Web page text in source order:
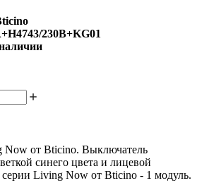
230B+KG01
Now от Bticino. Выключатель
синего цвета и лицевой
Living Now от Bticino - 1 модуль.